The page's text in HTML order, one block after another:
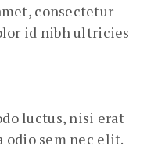
consectetur
id nibh ultricies
luctus, nisi erat
sem nec elit.